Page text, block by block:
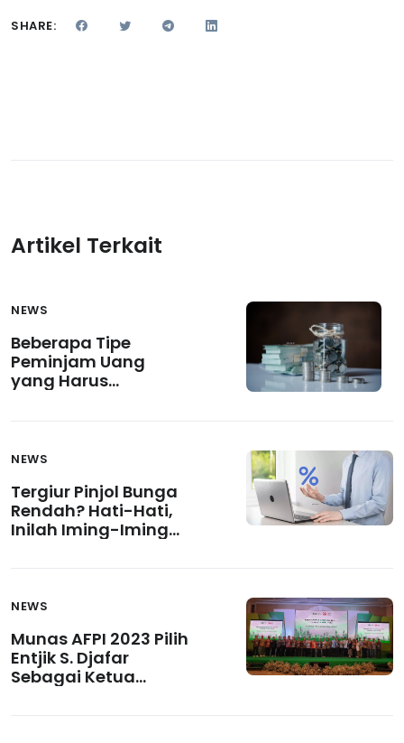
SHARE:
Artikel Terkait
NEWS
Beberapa Tipe
Peminjam Uang
yang Harus
NEWS
Tergiur Pinjol Bunga
Rendah? Hati-Hati,
Inilah Iming-Iming
NEWS
Munas AFPI 2023 Pilih
Entjik S. Djafar
Sebagai Ketua